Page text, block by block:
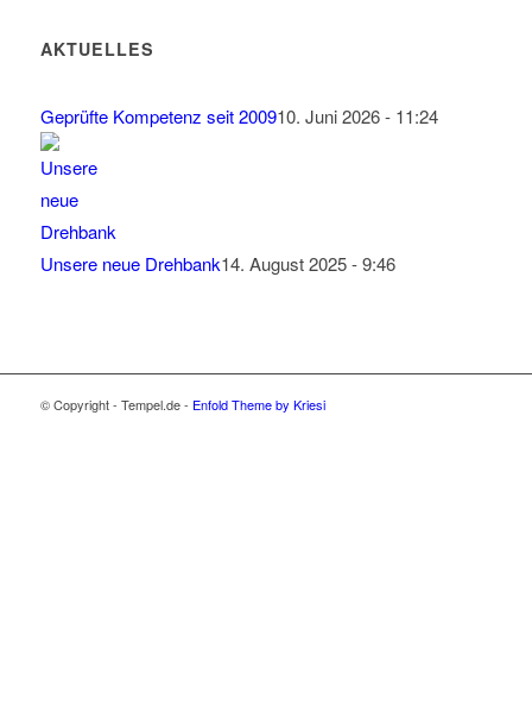
AKTUELLES
Geprüfte Kompetenz seit 200910. Juni 2026 - 11:24
Unsere neue Drehbank14. August 2025 - 9:46
© Copyright - Tempel.de - Enfold Theme by Kriesi